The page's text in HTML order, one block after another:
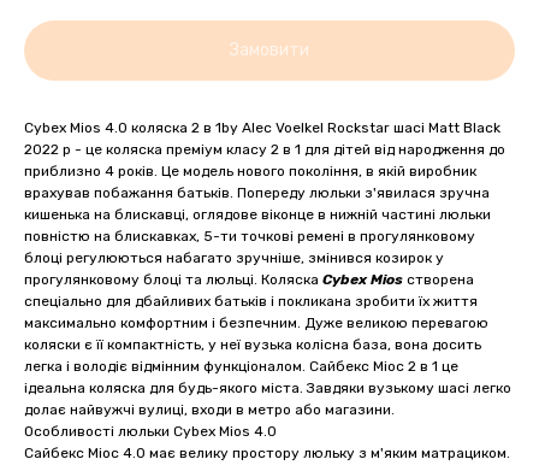
Замовити
Cybex Mios 4.0 коляска 2 в 1by Alec Voelkel Rockstar шасі Matt Black
2022 р - це коляска преміум класу 2 в 1 для дітей від народження до
приблизно 4 років. Це модель нового покоління, в якій виробник
врахував побажання батьків. Попереду люльки з'явилася зручна
кишенька на блискавці, оглядове віконце в нижній частині люльки
повністю на блискавках, 5-ти точкові ремені в прогулянковому
блоці регулюються набагато зручніше, змінився козирок у
прогулянковому блоці та люльці. Коляска Cybex Mios створена
спеціально для дбайливих батьків і покликана зробити їх життя
максимально комфортним і безпечним. Дуже великою перевагою
коляски є її компактність, у неї вузька колісна база, вона досить
легка і володіє відмінним функціоналом. Сайбекс Міос 2 в 1 це
ідеальна коляска для будь-якого міста. Завдяки вузькому шасі легко
долає найвужчі вулиці, входи в метро або магазини.
Особливості люльки Cybex Mios 4.0
Сайбекс Міос 4.0 має велику простору люльку з м'яким матрациком.